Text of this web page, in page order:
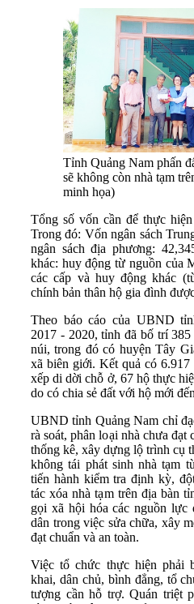
Tỉnh Quảng Nam phấn
sẽ không còn nhà tạm
minh họa)
Tổng số vốn cần để thực
Trong đó: Vốn ngân sách
ngân sách địa phương:
khác: huy động từ nguồn của
các cấp và huy động khác
chính bản thân hộ gia đình
Theo báo cáo của UBND
2017 - 2020, tỉnh đã bố trí
núi, trong đó có huyện Tây
xã biên giới. Kết quả có
xếp di dời chỗ ở, 67 hộ thực
do có chia sẻ đất với hộ mới
UBND tỉnh Quảng Nam chỉ
rà soát, phân loại nhà chưa đạt
thống kê, xây dựng lộ trình cụ
không tái phát sinh nhà tạm
tiến hành kiểm tra định kỳ,
tác xóa nhà tạm trên địa bàn
gọi xã hội hóa các nguồn lực
dân trong việc sửa chữa, xây
đạt chuẩn và an toàn.
Việc tổ chức thực hiện phải
khai, dân chủ, bình đẳng, tổ
tượng cần hỗ trợ. Quán triệt